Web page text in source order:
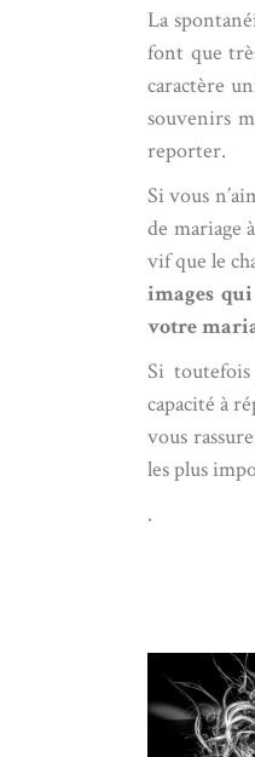
La
font que
caractère
souvenirs
reporter.
Si vous
de mariage
vif que le
images
votre
Si
capacité à
vous
les plus
.